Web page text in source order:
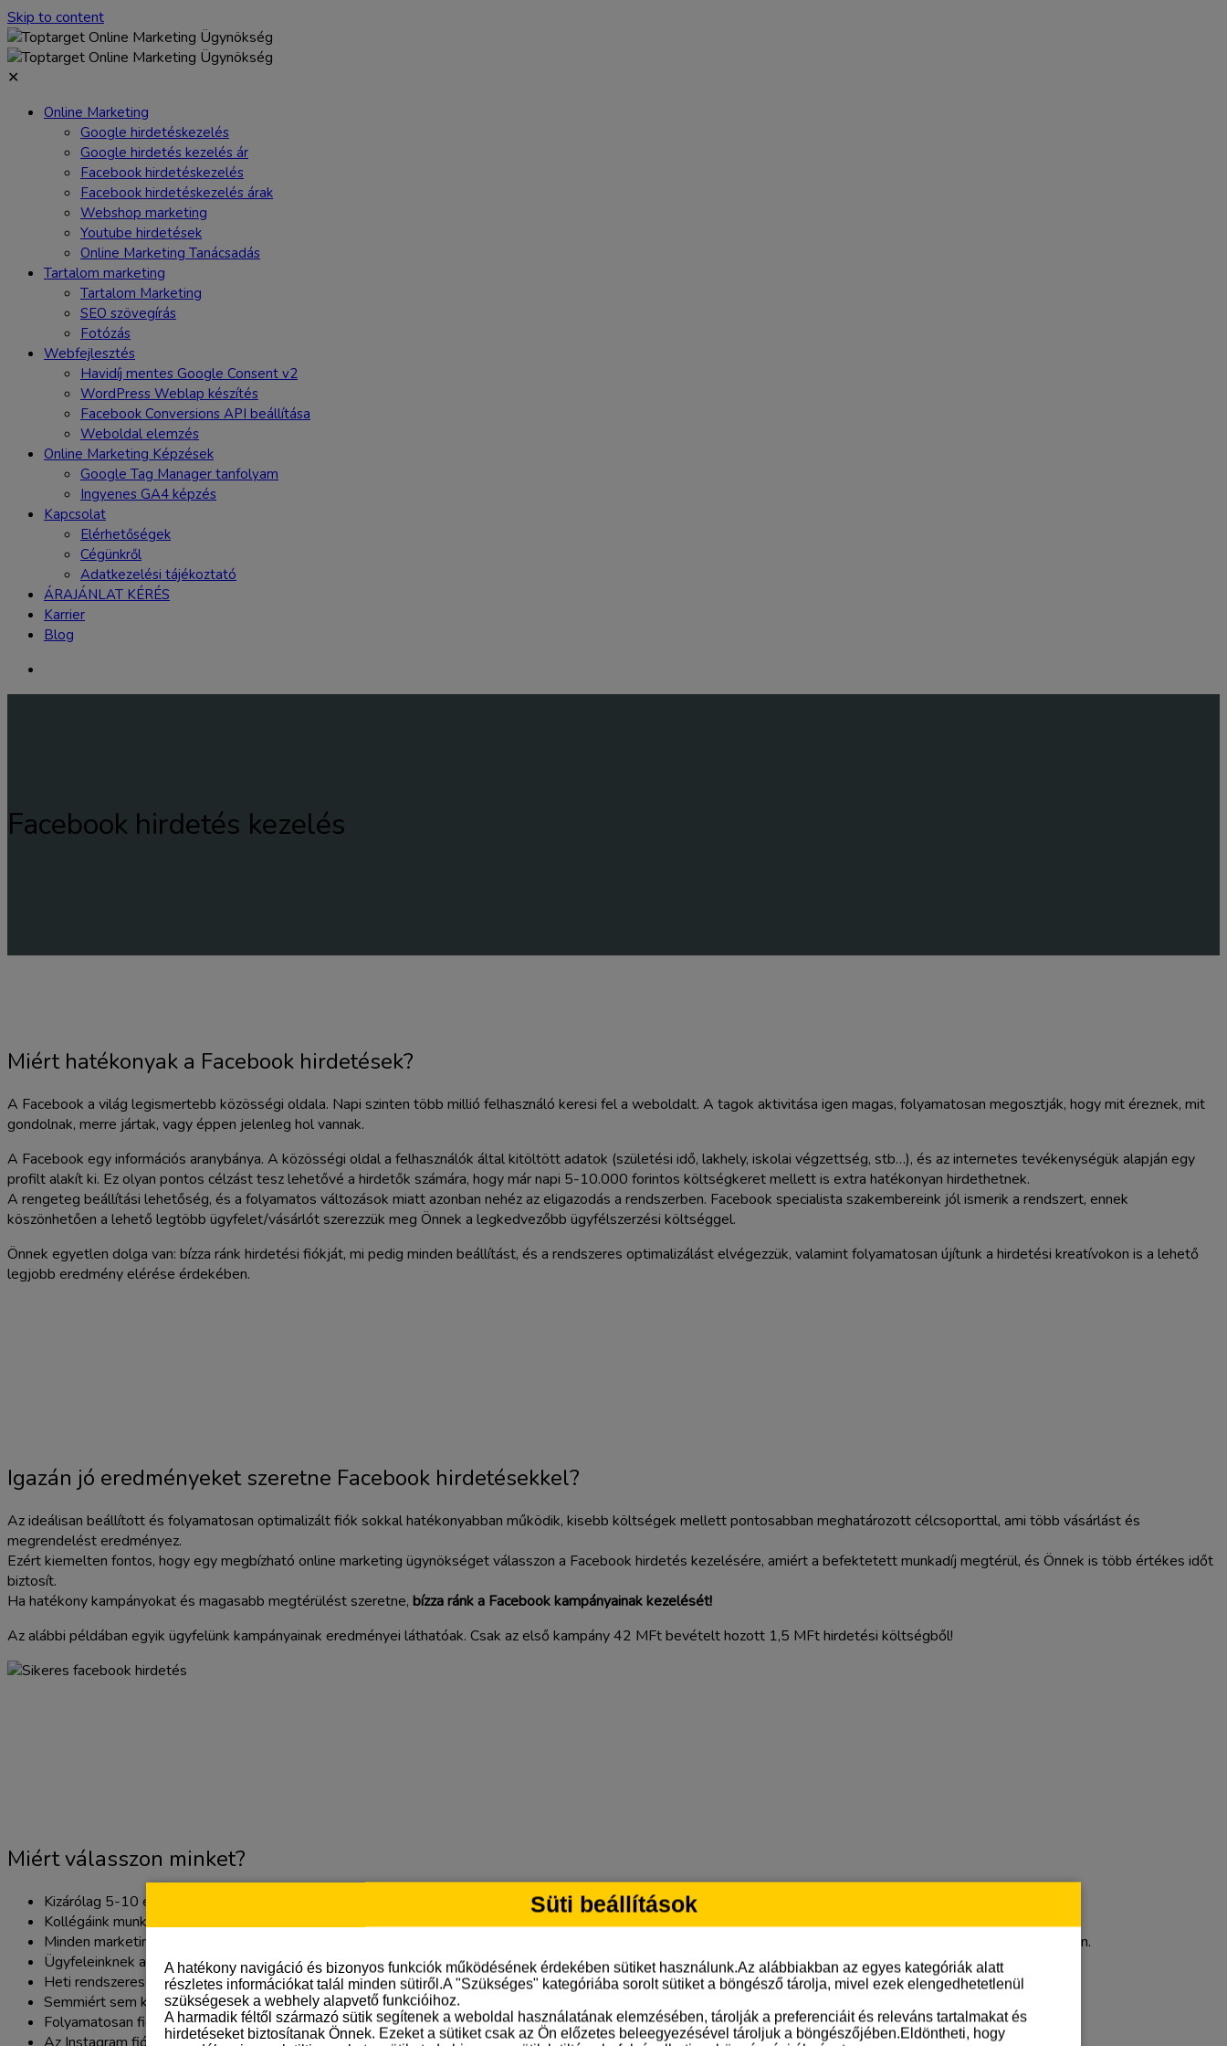
Süti beállítások
A hatékony navigáció és bizonyos funkciók működésének érdekében sütiket használunk.Az alábbiakban az egyes kategóriák alatt
részletes információkat talál minden sütiről.A "Szükséges" kategóriába sorolt sütiket a böngésző tárolja, mivel ezek elengedhetetlenül
szükségesek a webhely alapvető funkcióihoz.
A harmadik féltől származó sütik segítenek a weboldal használatának elemzésében, tárolják a preferenciáit és releváns tartalmakat és
hirdetéseket biztosítanak Önnek. Ezeket a sütiket csak az Ön előzetes beleegyezésével tároljuk a böngészőjében.Eldöntheti, hogy
Skip to content
✕
Online Marketing
Google hirdetéskezelés
Google hirdetés kezelés ár
Facebook hirdetéskezelés
Facebook hirdetéskezelés árak
Webshop marketing
Youtube hirdetések
Online Marketing Tanácsadás
Tartalom marketing
Tartalom Marketing
SEO szövegírás
Fotózás
Webfejlesztés
Havidíj mentes Google Consent v2
WordPress Weblap készítés
Facebook Conversions API beállítása
Weboldal elemzés
Online Marketing Képzések
Google Tag Manager tanfolyam
Ingyenes GA4 képzés
Kapcsolat
Elérhetőségek
Cégünkről
Adatkezelési tájékoztató
ÁRAJÁNLAT KÉRÉS
Karrier
Blog
Facebook hirdetés kezelés
Miért hatékonyak a Facebook hirdetések?
A Facebook a világ legismertebb közösségi oldala. Napi szinten több millió felhasználó keresi fel a weboldalt. A tagok aktivitása igen magas, folyamatosan megosztják, hogy mit éreznek, mit
gondolnak, merre jártak, vagy éppen jelenleg hol vannak.
A Facebook egy információs aranybánya. A közösségi oldal a felhasználók által kitöltött adatok (születési idő, lakhely, iskolai végzettség, stb…), és az internetes tevékenységük alapján egy
profilt alakít ki. Ez olyan pontos célzást tesz lehetővé a hirdetők számára, hogy már napi 5-10.000 forintos költségkeret mellett is extra hatékonyan hirdethetnek.
A rengeteg beállítási lehetőség, és a folyamatos változások miatt azonban nehéz az eligazodás a rendszerben. Facebook specialista szakembereink jól ismerik a rendszert, ennek
köszönhetően a lehető legtöbb ügyfelet/vásárlót szerezzük meg Önnek a legkedvezőbb ügyfélszerzési költséggel.
Önnek egyetlen dolga van: bízza ránk hirdetési fiókját, mi pedig minden beállítást, és a rendszeres optimalizálást elvégezzük, valamint folyamatosan újítunk a hirdetési kreatívokon is a lehető
legjobb eredmény elérése érdekében.
Igazán jó eredményeket szeretne Facebook hirdetésekkel?
Az ideálisan beállított és folyamatosan optimalizált fiók sokkal hatékonyabban működik, kisebb költségek mellett pontosabban meghatározott célcsoporttal, ami több vásárlást és
megrendelést eredményez.
Ezért kiemelten fontos, hogy egy megbízható online marketing ügynökséget válasszon a Facebook hirdetés kezelésére, amiért a befektetett munkadíj megtérül, és Önnek is több értékes időt
biztosít.
Ha hatékony kampányokat és magasabb megtérülést szeretne, bízza ránk a Facebook kampányainak kezelését!
Az alábbi példában egyik ügyfelünk kampányainak eredményei láthatóak. Csak az első kampány 42 MFt bevételt hozott 1,5 MFt hirdetési költségből!
Miért válasszon minket?
Kizárólag 5-10 év tapasztalattal rendelkező szakértő kollégáink végzik a munkát, akik többszáz Facebook fiókot kezeltek eddig.
Kollégáink munkáját ügyvezetőnk felügyeli, aki 18 év online marketing tapasztalattal rendelkezik.
Minden marketing mérést beállítunk és elemzünk, hogy minden esetben a lehető legmegalapozottabb döntést hozzuk meg az elérhető legjobb eredmény érdekében.
Ügyfeleinknek a világ bármely országában futtatunk Facebook hirdetéseket.
Heti rendszerességgel kezeljük hirdetéseit a lehető legjobb teljesítmény elérése érdekében.
Semmiért sem kérünk felárat, a Facebook hirdetések összes lehetőségét kihasználva dolgozunk
Folyamatosan figyeljük a Facebook hirdetések újdonságait, erről tájékoztatjuk és fiókjában bevezetjük azokat.